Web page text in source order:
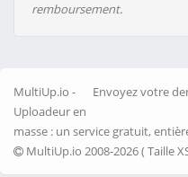
remboursement.
Envoyez votre
MultiUp.io -
Uploadeur en
masse : un service gratuit,
MultiUp.io 2008-2026 ( Taille